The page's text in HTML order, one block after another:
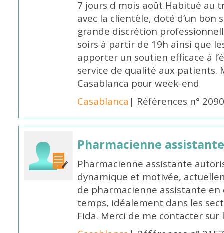
7 jours d mois août Habitué au
avec la clientèle, doté d’un bon
grande discrétion
soirs à partir de 19h ainsi que
apporter un soutien efficace à
service de qualité aux patients.
Casablanca pour week-end
Casablanca | Références n°
Pharmacienne
Pharmacienne assistante
dynamique et motivée,
de pharmacienne assistante en
temps, idéalement dans les
Fida. Merci de me contacter sur